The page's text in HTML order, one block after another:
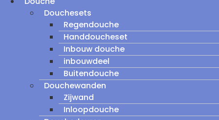
Douchesets
Regendouche
Handdoucheset
Inbouw douche
inbouwdeel
Buitendouche
Douchewanden
Zijwand
Inloopdouche